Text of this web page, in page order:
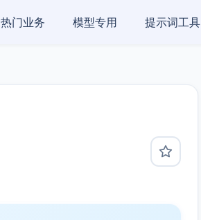
热门业务 模型专用 提示词工具